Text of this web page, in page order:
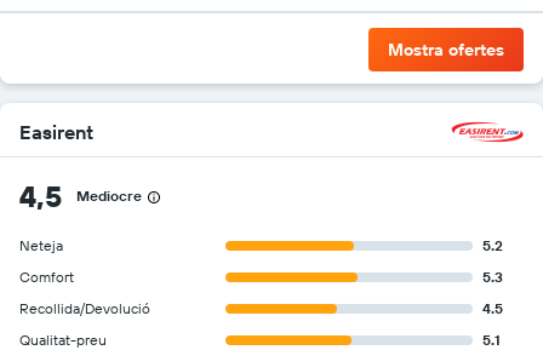
Mostra ofertes
Easirent
4,5 Mediocre
Neteja
5.2
Comfort
5.3
Recollida/Devolució
4.5
Qualitat-preu
5.1